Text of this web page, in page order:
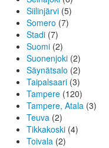
Siilinjärvi (5)
Somero (7)
Stadi (7)
Suomi (2)
Suonenjoki (2)
Säynätsalo (2)
Taipalsaari (3)
Tampere (120)
Tampere, Atala (3)
Teuva (2)
Tikkakoski (4)
Toivala (2)